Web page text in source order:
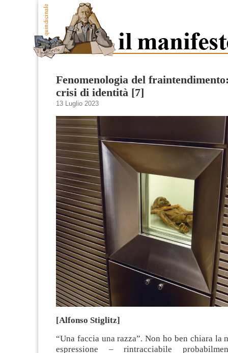
Fenomenologia del
crisi di identità [7]
13 Luglio 2023
[Alfonso Stiglitz]
“Una faccia una razza”. Non ho ben chiara la
espressione – rintracciabile